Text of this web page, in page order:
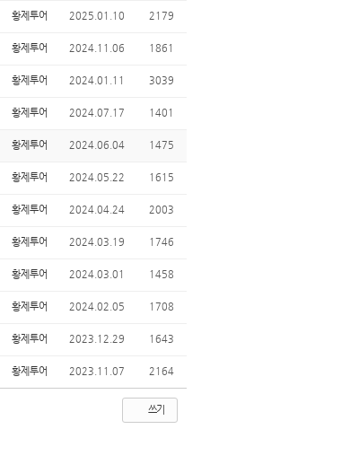
황제투어 2025.01.10 2179
황제투어 2024.11.06 1861
황제투어 2024.01.11 3039
황제투어 2024.07.17 1401
황제투어 2024.06.04 1475
황제투어 2024.05.22 1615
황제투어 2024.04.24 2003
황제투어 2024.03.19 1746
황제투어 2024.03.01 1458
황제투어 2024.02.05 1708
황제투어 2023.12.29 1643
황제투어 2023.11.07 2164
쓰기